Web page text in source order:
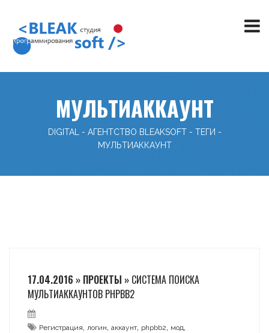
МУЛЬТИАККАУНТ
DIGITAL - АГЕНТСТВО BLEAKSOFT - ТЕГИ -
МУЛЬТИАККАУНТ
17.04.2016 » ПРОЕКТЫ » СИСТЕМА ПОИСКА
МУЛЬТИАККАУНТОВ PHPBB2
Регистрация, логин, аккаунт, phpbb2, мод,